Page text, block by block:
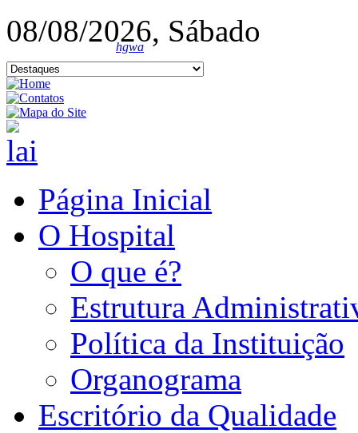
08/08/2026, Sábado
hgwa
Página Inicial
O Hospital
O que é?
Estrutura
Política da Instituição
Organograma
Escritório da Qualidade